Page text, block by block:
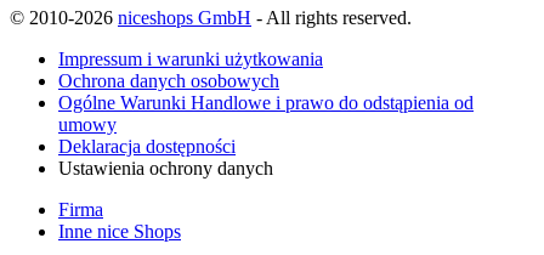
© 2010-2026 niceshops GmbH - All rights reserved.
Impressum i warunki użytkowania
Ochrona danych osobowych
Ogólne Warunki Handlowe i prawo do odstąpienia od
umowy
Deklaracja dostępności
Ustawienia ochrony danych
Firma
Inne nice Shops